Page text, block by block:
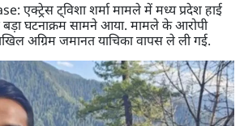
एक्ट्रेस ट्विशा शर्मा मामले में मध्य प्रदेश हाई
बड़ा घटनाक्रम सामने आया. मामले के आरोपी
अग्रिम जमानत याचिका वापस ले ली गई.